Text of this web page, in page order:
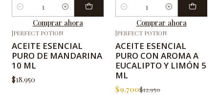
Cantidad
Comprar ahora
Cantidad
Comprar ahora
|PERFECT POTION
ACEITE ESENCIAL
PURO DE MANDARINA
10 ML
$18.950
|PERFECT POTION
ACEITE ESENCIAL
PURO CON AROMA A
EUCALIPTO Y LIMÓN 5
ML
$9.700$12.950